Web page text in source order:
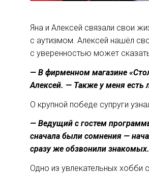
Яна и Алексей связали свои
с аутизмом. Алексей нашёл
с уверенностью может
— В фирменном магазине
Алексей. — Также у меня есть
О крупной победе супруги
— Ведущий с гостем
сначала были сомнения —
сразу же обзвонили
Одно из увлекательных хобби